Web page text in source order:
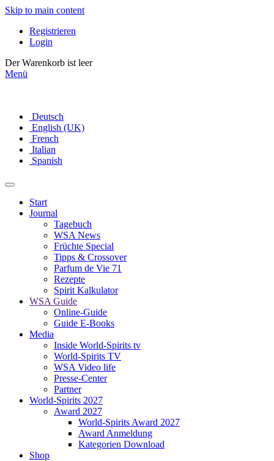
Skip to main content
Registrieren
Login
Der Warenkorb ist leer
Menü
Deutsch
English (UK)
French
Italian
Spanish
Start
Journal
Tagebuch
WSA News
Früchte Special
Tipps & Crossover
Parfum de Vie 71
Rezepte
Spirit Kalkulator
WSA Guide
Online-Guide
Guide E-Books
Media
Inside World-Spirits tv
World-Spirits TV
WSA Video life
Presse-Center
Partner
World-Spirits 2027
Award 2027
World-Spirits Award 2027
Award Anmeldung
Kategorien Download
Shop